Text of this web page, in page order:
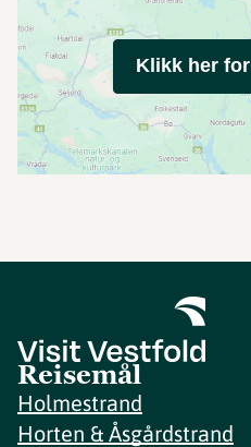
Klikk her
Reisemål
Holmestrand
Horten & Åsgårdstrand